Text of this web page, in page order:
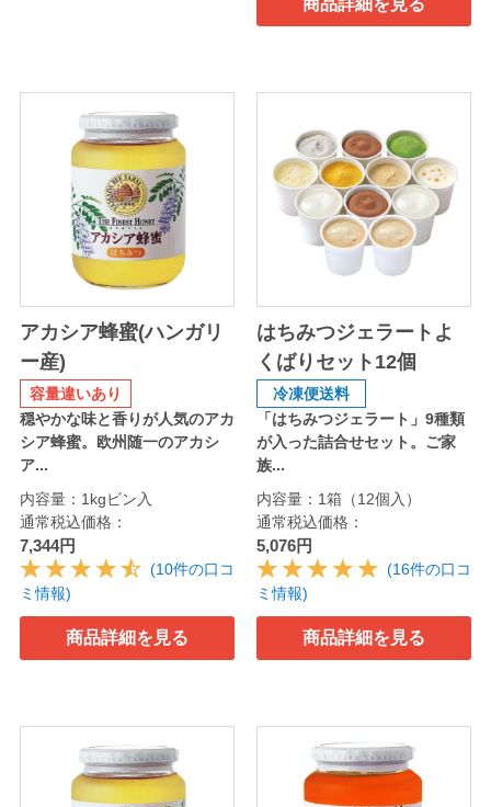
商品詳細を見る
アカシア蜂蜜(ハンガリ
ー産)
容量違いあり
穏やかな味と香りが人気のアカ
シア蜂蜜。欧州随一のアカシ
ア...
内容量：1kgビン入
通常税込価格：
7,344円
(10件の口コ
ミ情報)
商品詳細を見る
はちみつジェラートよ
くばりセット12個
冷凍便送料
「はちみつジェラート」9種類
が入った詰合せセット。ご家
族...
内容量：1箱（12個入）
通常税込価格：
5,076円
(16件の口コ
ミ情報)
商品詳細を見る